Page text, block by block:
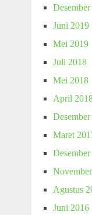
Juni 2019
Mei 2019
Juli 2018
Mei 2018
April
Maret
Agustus
Juni 2016